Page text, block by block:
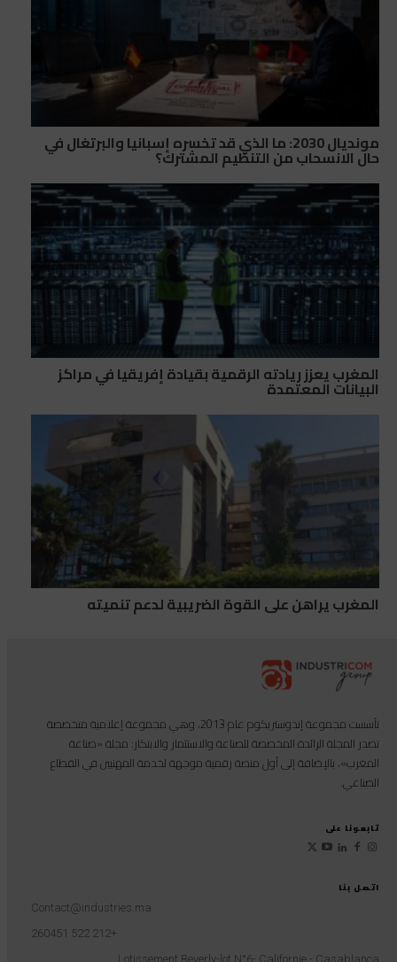
مونديال 2030: ما الذي قد تخسره إسبانيا والبرتغال في
حال الانسحاب من التنظيم المشترك؟
المغرب يعزز ريادته الرقمية بقيادة إفريقيا في مراكز
البيانات المعتمدة
المغرب يراهن على القوة الضريبية لدعم تنميته
اتصل بنا
Contact@industries.ma
+212 522 260451
Lotissement Beverly-lot N°6- Californie - Casablanca
تأسست مجموعة إندوستريكوم عام 2013، وهي مجموعة إعلامية متخصصة
تصدر المجلة الرائدة المخصصة للصناعة والاستثمار والابتكار: مجلة «صناعة
المغرب»، بالإضافة إلى أول منصة رقمية موجهة لخدمة المهنيين في القطاع
الصناعي.
تابعونا على